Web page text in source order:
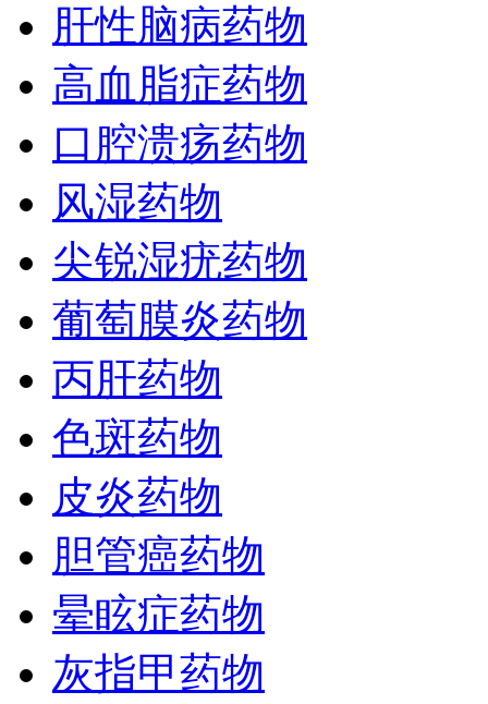
肝性脑病药物
高血脂症药物
口腔溃疡药物
风湿药物
尖锐湿疣药物
葡萄膜炎药物
丙肝药物
色斑药物
皮炎药物
胆管癌药物
晕眩症药物
灰指甲药物